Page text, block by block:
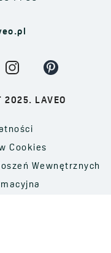
2025. LAVEO
Cookies
Wewnętrznych